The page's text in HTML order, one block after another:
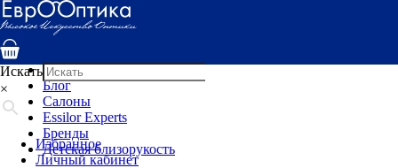
Услуги
Специалисты
Детская оптика
Блог
Салоны
Essilor Experts
Бренды
Детская близорукость
Искать
×
Избранное
Личный кабинет